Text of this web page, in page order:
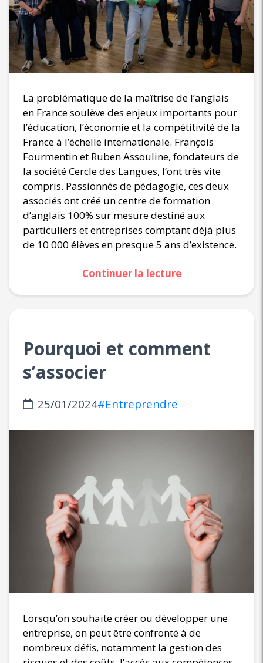
La problématique de la maîtrise de l’anglais
en France soulève des enjeux importants pour
l’éducation, l’économie et la compétitivité de la
France à l’échelle internationale. François
Fourmentin et Ruben Assouline, fondateurs de
la société Cercle des Langues, l’ont très vite
compris. Passionnés de pédagogie, ces deux
associés ont créé un centre de formation
d’anglais 100% sur mesure destiné aux
particuliers et entreprises comptant déjà plus
de 10 000 élèves en presque 5 ans d’existence.
Continuer la lecture
Pourquoi et comment
s’associer
25/01/2024#Entreprendre
Lorsqu’on souhaite créer ou développer une
entreprise, on peut être confronté à de
nombreux défis, notamment la gestion des